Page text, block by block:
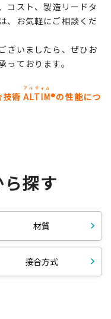
コスト、製造リードタ
、お気軽にご相談くだ
ざいましたら、ぜひお
ております。
技術ALTIM
アルティム
®の性能につ
探す
材質
接合方式